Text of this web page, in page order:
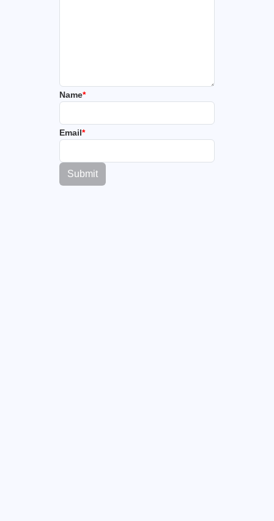
Name*
Email*